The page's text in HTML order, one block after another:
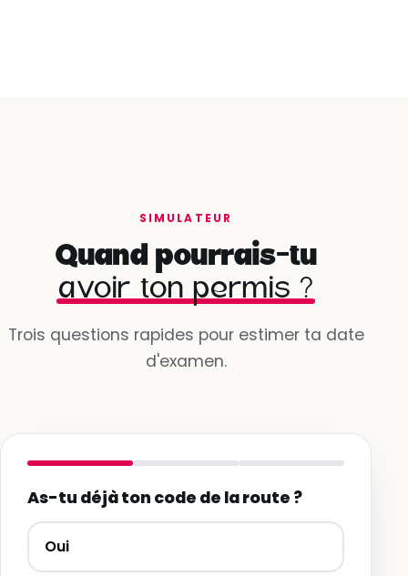
SIMULATEUR
Quand pourrais-tu
avoir ton permis ?
Trois questions rapides pour estimer ta date
d'examen.
As-tu déjà ton code de la route ?
Oui